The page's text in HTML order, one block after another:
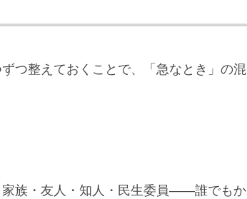
つ整えておくことで、「急なとき」の混
家族・友人・知人・民生委員——誰でもか